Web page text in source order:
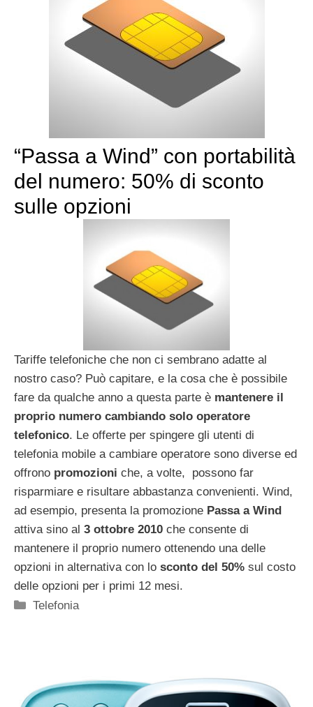
“Passa a Wind” con portabilità
del numero: 50% di sconto
sulle opzioni
Tariffe telefoniche che non ci sembrano adatte al
nostro caso? Può capitare, e la cosa che è possibile
fare da qualche anno a questa parte è mantenere il
proprio numero cambiando solo operatore
telefonico. Le offerte per spingere gli utenti di
telefonia mobile a cambiare operatore sono diverse ed
offrono promozioni che, a volte, possono far
risparmiare e risultare abbastanza convenienti. Wind,
ad esempio, presenta la promozione Passa a Wind
attiva sino al 3 ottobre 2010 che consente di
mantenere il proprio numero ottenendo una delle
opzioni in alternativa con lo sconto del 50% sul costo
delle opzioni per i primi 12 mesi.
Categorie
Telefonia